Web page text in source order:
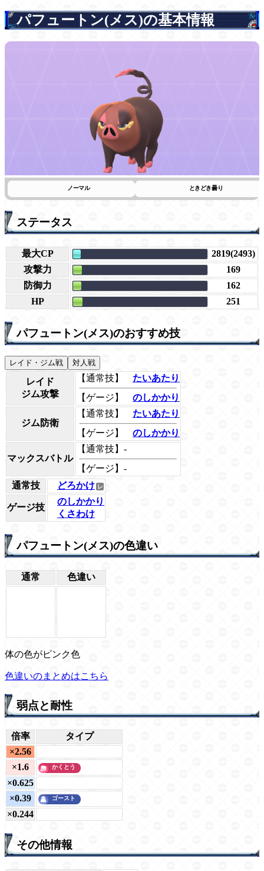
パフュートン(メス)の基本情報
ノーマル ときどき曇り
ステータス
最大CP
2819(2493)
攻撃力
169
防御力
162
HP
251
パフュートン(メス)のおすすめ技
レイド・ジム戦 対人戦
レイド
ジム攻撃
【通常技】
たいあたり
【ゲージ】
のしかかり
ジム防衛
【通常技】
たいあたり
【ゲージ】
のしかかり
マックスバトル
【通常技】-
【ゲージ】-
通常技
どろかけ
ゲージ技
のしかかり
くさわけ
パフュートン(メス)の色違い
通常 色違い
体の色がピンク色
色違いのまとめはこちら
弱点と耐性
倍率
タイプ
×2.56
×1.6
×0.625
×0.39
×0.244
その他情報